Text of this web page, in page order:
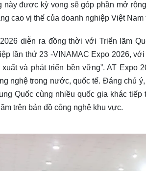
này được kỳ vọng sẽ góp phần mở
cao vị thế của doanh nghiệp Việt
diễn ra đồng thời với Triển lãm
lần thứ 23 -VINAMAC Expo 2026,
xuất và phát triển bền vững”. AT Expo
nghệ trong nước, quốc tế. Đáng chú
Quốc cùng nhiều quốc gia khác
trên bản đồ công nghệ khu vực.